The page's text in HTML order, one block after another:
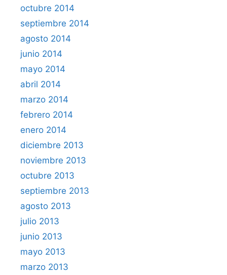
octubre 2014
septiembre 2014
agosto 2014
junio 2014
mayo 2014
abril 2014
marzo 2014
febrero 2014
enero 2014
diciembre 2013
noviembre 2013
octubre 2013
septiembre 2013
agosto 2013
julio 2013
junio 2013
mayo 2013
marzo 2013